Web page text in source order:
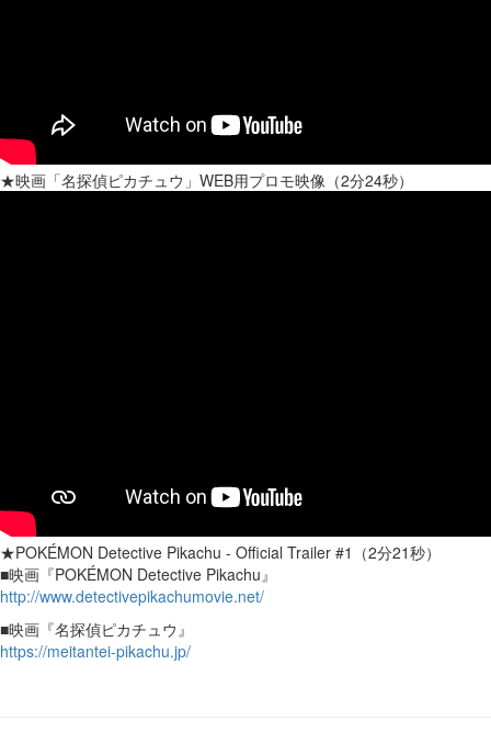
★映画「名探偵ピカチュウ」WEB用プロモ映像（2分24秒）
★POKÉMON Detective Pikachu - Official Trailer #1（2分21秒）
■映画『POKÉMON Detective Pikachu』
http://www.detectivepikachumovie.net/
■映画『名探偵ピカチュウ』
https://meitantei-pikachu.jp/